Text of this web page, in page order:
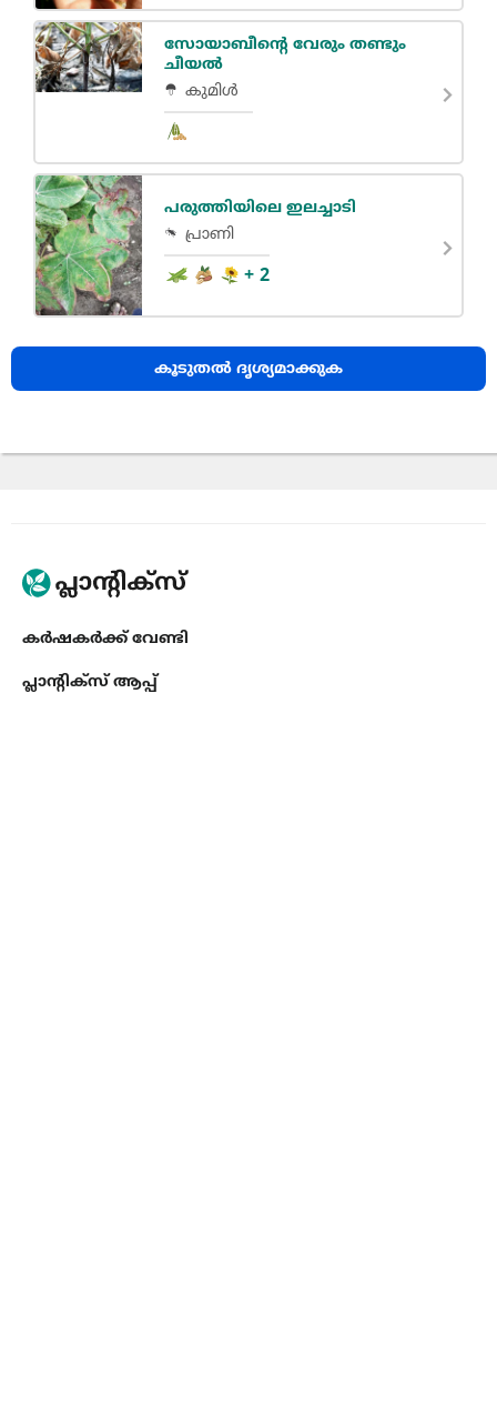
സോയാബീൻ്റെ വേരും തണ്ടും
ചീയൽ
കുമിൾ
പരുത്തിയിലെ ഇലച്ചാടി
പ്രാണി
+ 2
കൂടുതൽ ദൃശ്യമാക്കുക
കർഷകർക്ക് വേണ്ടി
പ്ലാൻ്റിക്സ് ആപ്പ്